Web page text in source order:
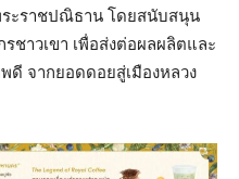
ะราชปณิธาน โดยสนับสนุน
ชาวเขา เพื่อส่งต่อผลผลิตและ
จากยอดดอยสู่เมืองหลวง